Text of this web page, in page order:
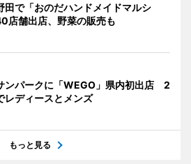
田で「おのだハンドメイドマルシ
舗出店、野菜の販売も
ンパークに「WEGO」県内初出店 2
レディースとメンズ
もっと見る